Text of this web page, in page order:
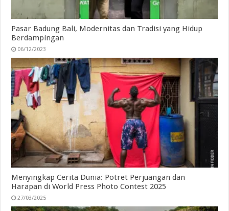
Pasar Badung Bali, Modernitas dan Tradisi yang Hidup
Berdampingan
06/12/2023
Menyingkap Cerita Dunia: Potret Perjuangan dan
Harapan di World Press Photo Contest 2025
27/03/2025